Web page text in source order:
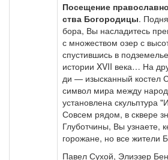
По­се­ще­ние
ства Бо­го­ро­ди­цы.
бо­ра, Вы на­сла­ди­тесь
с мно­же­ством озер с
спу­стив­шись в
ис­то­рии XVII ве­ка… На
ди — изыс­кан­ный ко­стел
сим­вол ми­ра меж­ду
уста­нов­ле­на скульп­ту­ра
Совсем ря­дом, в скве­ре
Глу­бот­чи­ны, Вы узна­е­те,
го­ро­жа­не, но все жи­те­ли
Па­вел Су­хой, Эли­э­зер